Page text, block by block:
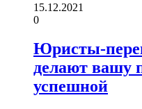
15.12.2021
0
Юристы-
делают вашу
успешной